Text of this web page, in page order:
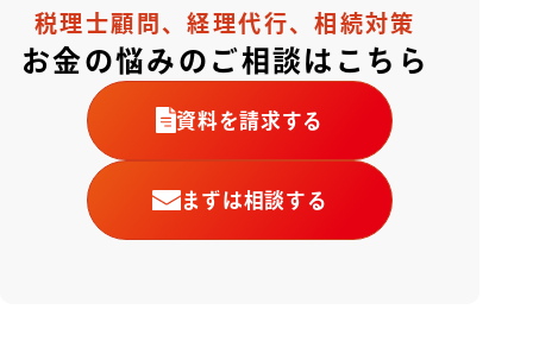
税理士顧問、経理代行、相続対策
お金の悩みのご相談はこちら
資料を請求する
まずは相談する